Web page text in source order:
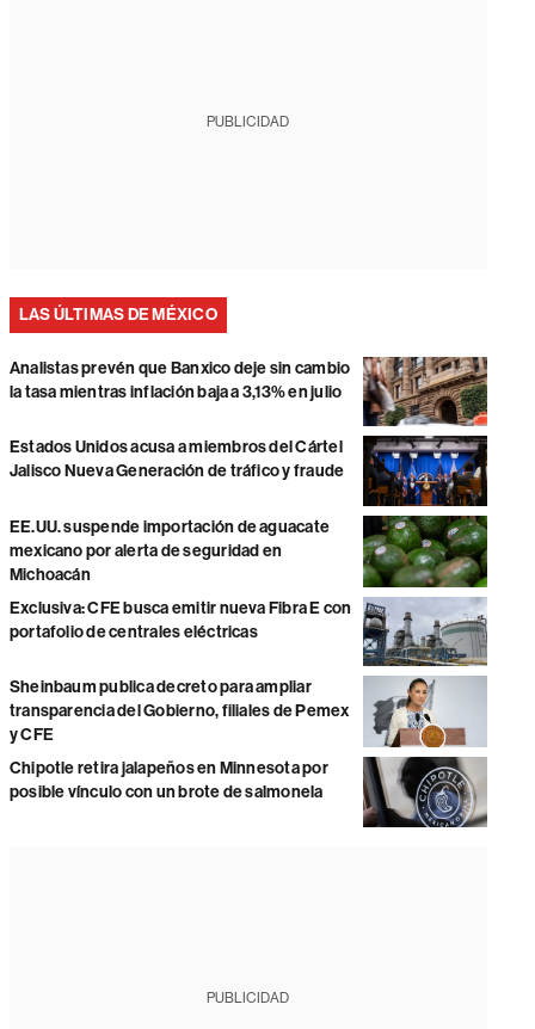
PUBLICIDAD
LAS ÚLTIMAS DE MÉXICO
Analistas prevén que Banxico deje sin cambio
la tasa mientras inflación baja a 3,13% en julio
Estados Unidos acusa a miembros del Cártel
Jalisco Nueva Generación de tráfico y fraude
EE.UU. suspende importación de aguacate
mexicano por alerta de seguridad en
Michoacán
Exclusiva: CFE busca emitir nueva Fibra E con
portafolio de centrales eléctricas
Sheinbaum publica decreto para ampliar
transparencia del Gobierno, filiales de Pemex
y CFE
Chipotle retira jalapeños en Minnesota por
posible vínculo con un brote de salmonela
PUBLICIDAD